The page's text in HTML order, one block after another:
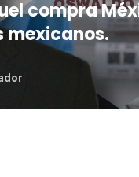
compra
mexicanos.